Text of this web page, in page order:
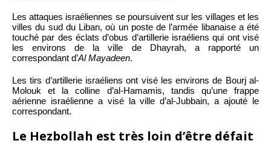
Les attaques israéliennes se poursuivent sur les villages et les
villes du sud du Liban, où un poste de l’armée libanaise a été
touché par des éclats d’obus d’artillerie israéliens qui ont visé
les environs de la ville de Dhayrah, a rapporté un
correspondant d’Al Mayadeen.
Les tirs d’artillerie israéliens ont visé les environs de Bourj al-
Molouk et la colline d’al-Hamamis, tandis qu’une frappe
aérienne israélienne a visé la ville d’al-Jubbain, a ajouté le
correspondant.
Le Hezbollah est très loin d’être défait